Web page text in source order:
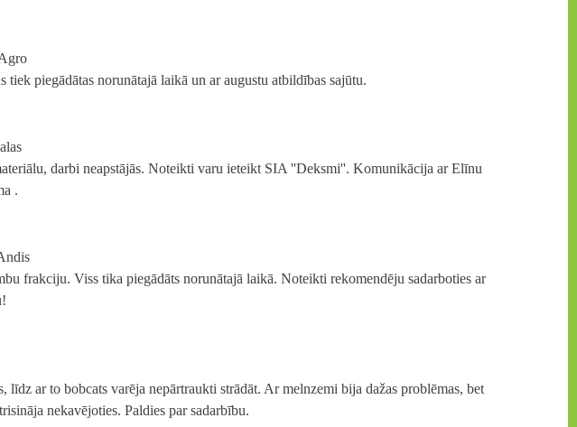
piegādātas norunātajā laikā un ar augustu atbildības sajūtu.
darbi neapstājās. Noteikti varu ieteikt SIA ''Deksmi''. Komunikācija ar Elīnu
.
frakciju. Viss tika piegādāts norunātajā laikā. Noteikti rekomendēju sadarboties ar
ar to bobcats varēja nepārtraukti strādāt. Ar melnzemi bija dažas problēmas, bet
nekavējoties. Paldies par sadarbību.